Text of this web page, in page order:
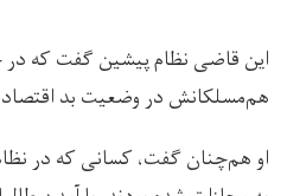
این قاضی نظام پیشین گفت که در
هم‌مسلکانش در وضعیت بد
او هم‌چنان گفت، کسانی که در